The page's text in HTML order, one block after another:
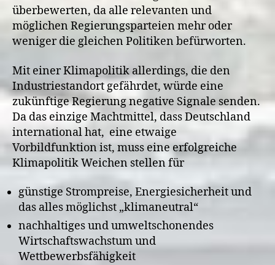
überbewerten, da alle relevanten und
möglichen Regierungsparteien mehr oder
weniger die gleichen Politiken befürworten.
Mit einer Klimapolitik allerdings, die den
Industriestandort gefährdet, würde eine
zukünftige Regierung negative Signale senden.
Da das einzige Machtmittel, dass Deutschland
international hat, eine etwaige
Vorbildfunktion ist, muss eine erfolgreiche
Klimapolitik Weichen stellen für
günstige Strompreise, Energiesicherheit und
das alles möglichst „klimaneutral“
nachhaltiges und umweltschonendes
Wirtschaftswachstum und
Wettbewerbsfähigkeit